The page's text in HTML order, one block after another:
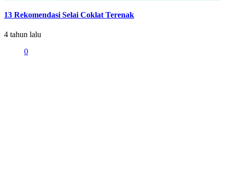
13 Rekomendasi Selai Coklat Terenak
4 tahun lalu
0